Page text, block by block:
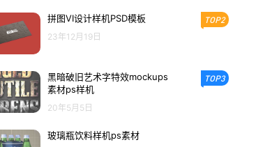
拼图VI设计样机PSD模板
23年12月19日
黑暗破旧艺术字特效mockups
素材ps样机
20年5月5日
玻璃瓶饮料样机ps素材
TOP2
TOP3